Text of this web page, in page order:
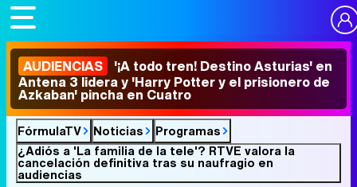
AUDIENCIAS '¡A todo tren! Destino Asturias' en
Antena 3 lidera y 'Harry Potter y el prisionero de
Azkaban' pincha en Cuatro
FórmulaTV Noticias
Programas
¿Adiós a 'La familia de la tele'? RTVE valora la
cancelación definitiva tras su naufragio en
audiencias